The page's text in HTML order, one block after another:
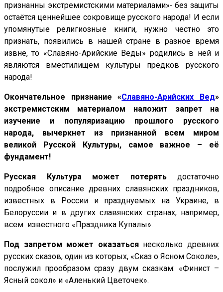
признанны экстремистскими материалами»- без защиты
остаётся ценнейшее сокровище русского народа! И если
упомянутые религиозные книги, нужно честно это
признать, появились в нашей стране в разное время
извне, то «Славяно-Арийские Веды» родились в ней и
являются вместилищем культуры предков русского
народа!
Окончательное признание «Славяно-Арийских Вед»
экстремистским материалом наложит запрет на
изучение и популяризацию прошлого русского
народа, вычеркнет из признанной всем миром
великой Русской Культуры, самое важное – её
фундамент!
Русская Культура может потерятьдостаточно
подробное описание древних славянских праздников,
известных в России и празднуемых на Украине, в
Белоруссии и в других славянских странах, например,
всем известного «Праздника Купалы».
Под запретом может оказатьсянесколько древних
русских сказов, один из которых, «Сказ о Ясном Соколе»,
послужил прообразом сразу двум сказкам: «Финист –
Ясный сокол» и «Аленький Цветочек».